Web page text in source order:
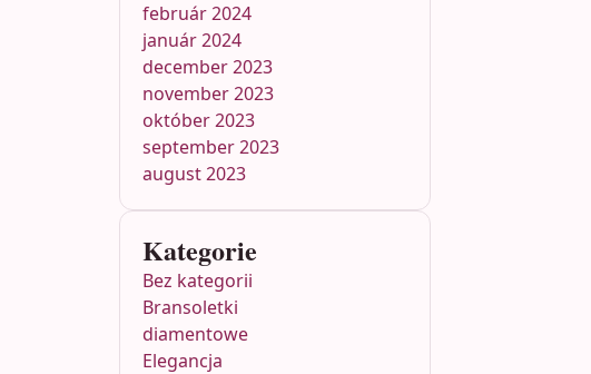
február 2024
január 2024
december 2023
november 2023
október 2023
september 2023
august 2023
Kategorie
Bez kategorii
Bransoletki
diamentowe
Elegancja